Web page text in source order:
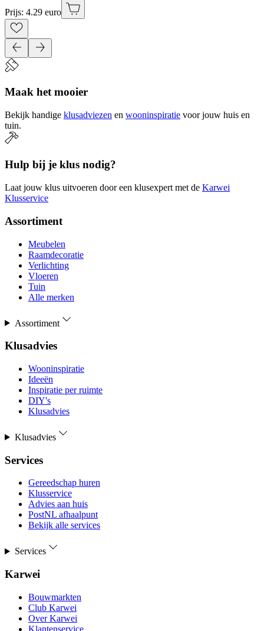
Prijs: 4.29 euro
Maak het mooier
Bekijk handige klusadviezen en wooninspiratie voor jouw huis en
tuin.
Hulp bij je klus nodig?
Laat jouw klus uitvoeren door een klusexpert met de Karwei
Klusservice
Assortiment
Meubelen
Raamdecoratie
Verlichting
Vloeren
Tuin
Alle merken
Assortiment
Klusadvies
Wooninspiratie
Ideeën
Inspiratie per ruimte
DIY's
Klusadvies
Klusadvies
Services
Gereedschap huren
Klusservice
Advies aan huis
PostNL afhaalpunt
Bekijk alle services
Services
Karwei
Bouwmarkten
Club Karwei
Over Karwei
Klantenservice